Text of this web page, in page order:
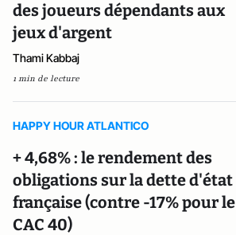
des joueurs dépendants aux
jeux d'argent
Thami Kabbaj
1 min de lecture
HAPPY HOUR ATLANTICO
+ 4,68% : le rendement des
obligations sur la dette d'état
française (contre -17% pour le
CAC 40)